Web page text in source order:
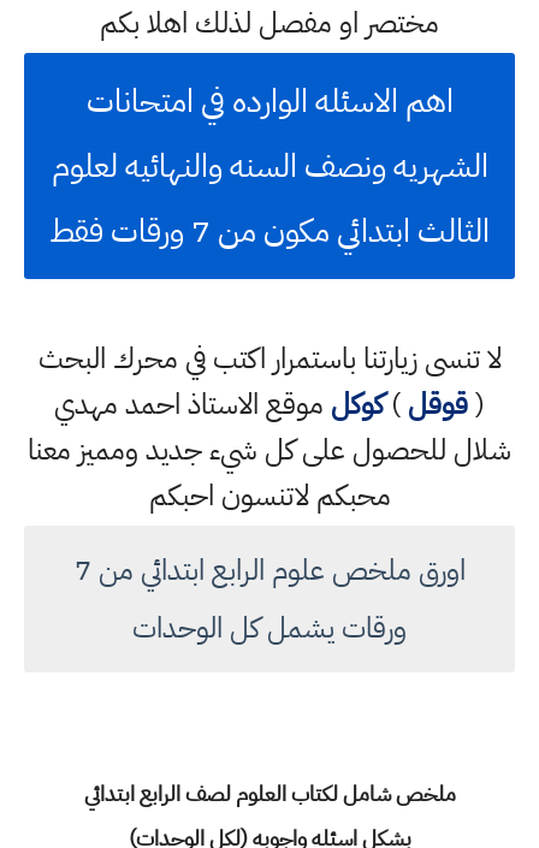
مختصر او مفصل لذلك اهلا بكم
اهم الاسئله الوارده في امتحانات
الشهريه ونصف السنه والنهائيه لعلوم
الثالث ابتدائي مكون من 7 ورقات فقط
لا تنسى زيارتنا باستمرار اكتب في محرك البحث
(قوقل)كوكل موقع الاستاذ احمد مهدي
شلال للحصول على كل شيء جديد ومميز معنا
محبكم لاتنسون احبكم
اورق ملخص علوم الرابع ابتدائي من 7
ورقات يشمل كل الوحدات
ملخص شامل لكتاب العلوم لصف الرابع ابتدائي
بشكل اسئله واجوبه (لكل الوحدات)